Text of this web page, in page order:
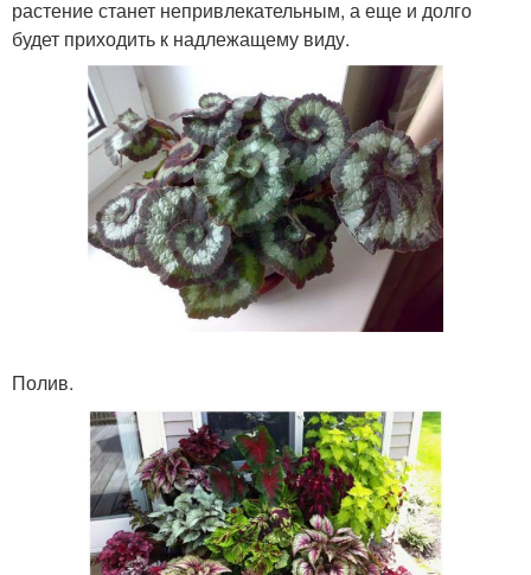
растение станет непривлекательным, а еще и долго
будет приходить к надлежащему виду.
Полив.